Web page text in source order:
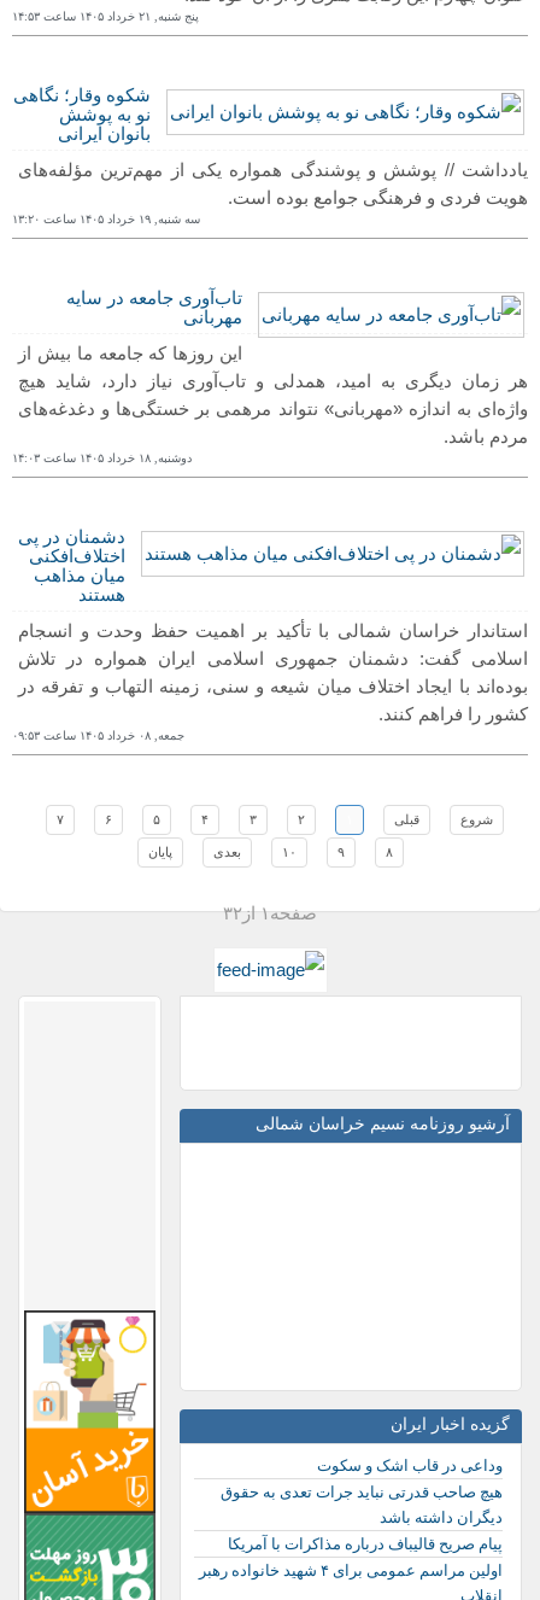
پنج شنبه, ٢١ خرداد ١۴۰۵ ساعت ١۴:۵٣
شکوه وقار؛ نگاهی
نو به پوشش
بانوان ایرانی
یادداشت // پوشش و پوشندگی همواره یکی از مهم‌ترین مؤلفه‌های
هویت فردی و فرهنگی جوامع بوده است.
سه شنبه, ١٩ خرداد ١۴۰۵ ساعت ١٣:٢۰
تاب‌آوری جامعه در سایه
مهربانی
این روزها که جامعه ما بیش از
هر زمان دیگری به امید، همدلی و تاب‌آوری نیاز دارد، شاید هیچ
واژه‌ای به اندازه «مهربانی» نتواند مرهمی بر خستگی‌ها و دغدغه‌های
مردم باشد.
دوشنبه, ١٨ خرداد ١۴۰۵ ساعت ١۴:۰٣
دشمنان در پی
اختلاف‌افکنی
میان مذاهب
هستند
استاندار خراسان شمالی با تأکید بر اهمیت حفظ وحدت و انسجام
اسلامی گفت: دشمنان جمهوری اسلامی ایران همواره در تلاش
بوده‌اند با ایجاد اختلاف میان شیعه و سنی، زمینه التهاب و تفرقه در
کشور را فراهم کنند.
جمعه, ۰٨ خرداد ١۴۰۵ ساعت ۰٩:۵٣
شروع قبلی ٢ ٣ ۴ ۵ ۶ ٧
٨ ٩ ١۰ بعدی پایان
صفحه١ از٣٢
آرشیو روزنامه نسیم خراسان شمالی
گزیده اخبار ایران
وداعی در قاب اشک و سکوت
هیچ صاحب قدرتی نباید جرات تعدی به حقوق
دیگران داشته باشد
پیام صریح قالیباف درباره مذاکرات با آمریکا
اولین مراسم عمومی برای ۴ شهید خانواده رهبر
انقلاب